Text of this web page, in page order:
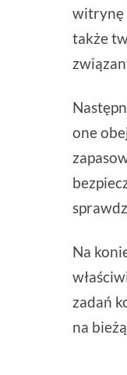
witrynę
także
one
Na
zadań
na